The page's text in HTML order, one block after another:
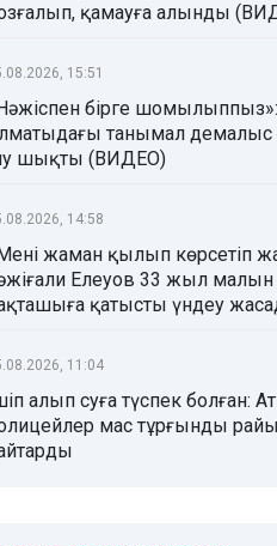
қамауға алынды
15:51
бірге шомылыппыз»:
танымал демалыс
шықты (ВИДЕО)
14:58
жаман қылып көрсетіп
Елеуов 33 жыл малын
қатысты үндеу
11:04
алып суға түспек болған:
мас тұрғынды